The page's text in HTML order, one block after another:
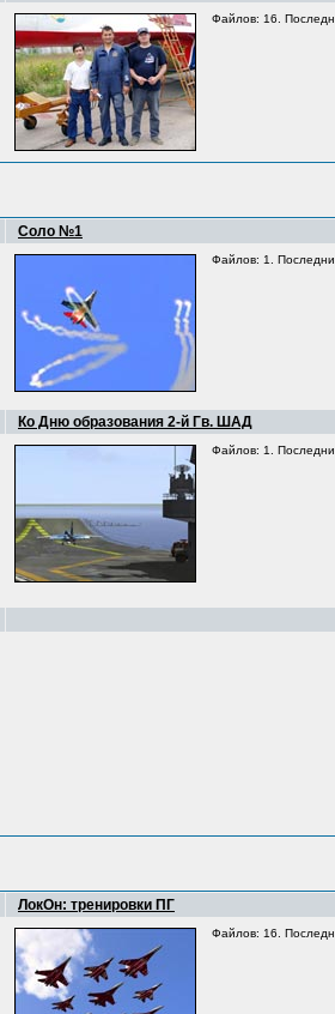
Файлов: 16.
Соло №1
Файлов: 1.
Ко Дню образования 2-й Гв. ШАД
Файлов: 1.
ЛокОн: тренировки ПГ
Файлов: 16.